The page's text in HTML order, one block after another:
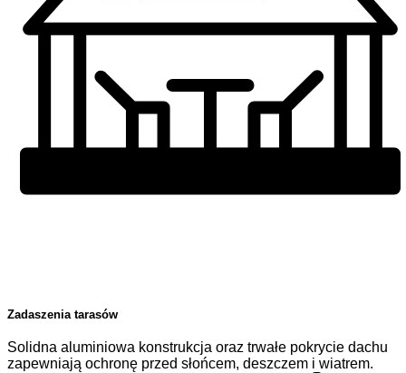
Zadaszenia tarasów
Solidna aluminiowa konstrukcja oraz trwałe pokrycie dachu
zapewniają ochronę przed słońcem, deszczem i wiatrem.